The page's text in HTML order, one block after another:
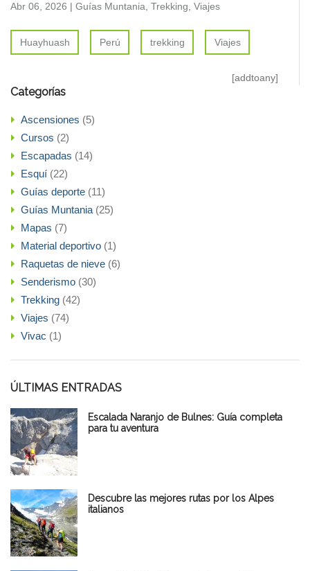
Abr 06, 2026 | Guías Muntania, Trekking, Viajes
Huayhuash Perú trekking Viajes
[addtoany]
Categorías
Ascensiones (5)
Cursos (2)
Escapadas (14)
Esquí (22)
Guías deporte (11)
Guías Muntania(25)
Mapas (7)
Material deportivo (1)
Raquetas de nieve (6)
Senderismo (30)
Trekking (42)
Viajes (74)
Vivac (1)
ÚLTIMAS ENTRADAS
Escalada Naranjo de Bulnes: Guía completa
para tu aventura
Descubre las mejores rutas por los Alpes
italianos